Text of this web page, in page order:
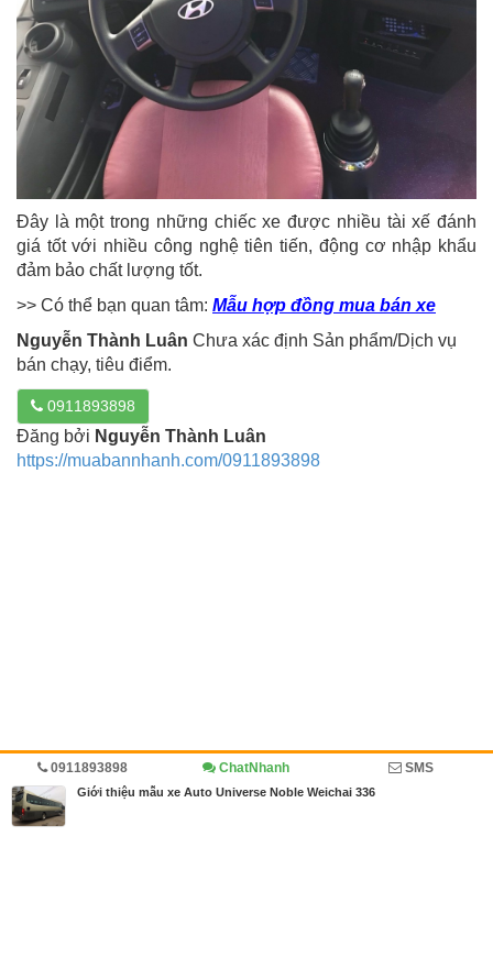
Đây là một trong những chiếc xe được nhiều tài xế đánh
giá tốt với nhiều công nghệ tiên tiến, động cơ nhập khẩu
đảm bảo chất lượng tốt.
>> Có thể bạn quan tâm: Mẫu hợp đồng mua bán xe
Nguyễn Thành Luân Chưa xác định Sản phẩm/Dịch vụ
bán chạy, tiêu điểm.
0911893898
Đăng bởi Nguyễn Thành Luân
https://muabannhanh.com/0911893898
Trang chủ Kinh doanh Diễn đàn
0911893898 ChatNhanh SMS
Giới thiệu mẫu xe Auto Universe Noble Weichai 336